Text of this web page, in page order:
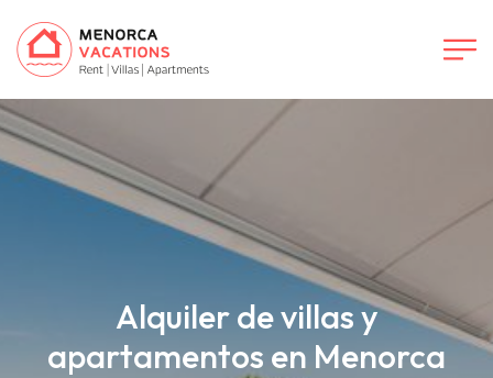
Alquiler de villas y
apartamentos en Menorca